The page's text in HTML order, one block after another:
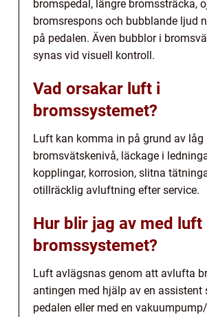
bromspedal, längre bromssträcka,
bromsrespons och bubblande ljud
på pedalen. Även bubblor i
synas vid visuell kontroll.
Vad orsakar luft i
bromssystemet?
Luft kan komma in på grund av låg
bromsvätskenivå, läckage i
kopplingar, korrosion, slitna
otillräcklig avluftning efter service.
Hur blir jag av med luft
bromssystemet?
Luft avlägsnas genom att avlufta
antingen med hjälp av en assistent
pedalen eller med en